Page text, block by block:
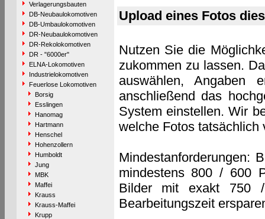
Verlagerungsbauten
DB-Neubaulokomotiven
DB-Umbaulokomotiven
DR-Neubaulokomotiven
DR-Rekolokomotiven
DR - "6000er"
ELNA-Lokomotiven
Industrielokomotiven
Feuerlose Lokomotiven
Borsig
Esslingen
Hanomag
Hartmann
Henschel
Hohenzollern
Humboldt
Jung
MBK
Maffei
Krauss
Krauss-Maffei
Krupp
Upload eines Fotos
Nutzen Sie die
zukommen zu lassen.
auswählen, Angaben
anschließend das
System einstellen. Wir
welche Fotos tatsächlich
Mindestanforderungen:
mindestens 800 / 600
Bilder mit exakt 750
Bearbeitungszeit